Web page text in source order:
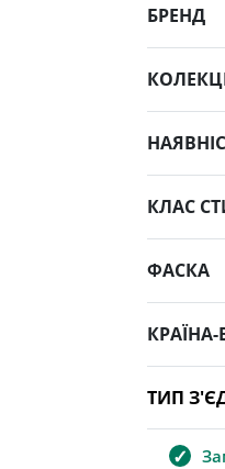
БРЕНД
КЛАС
ФАСКА
ТИП